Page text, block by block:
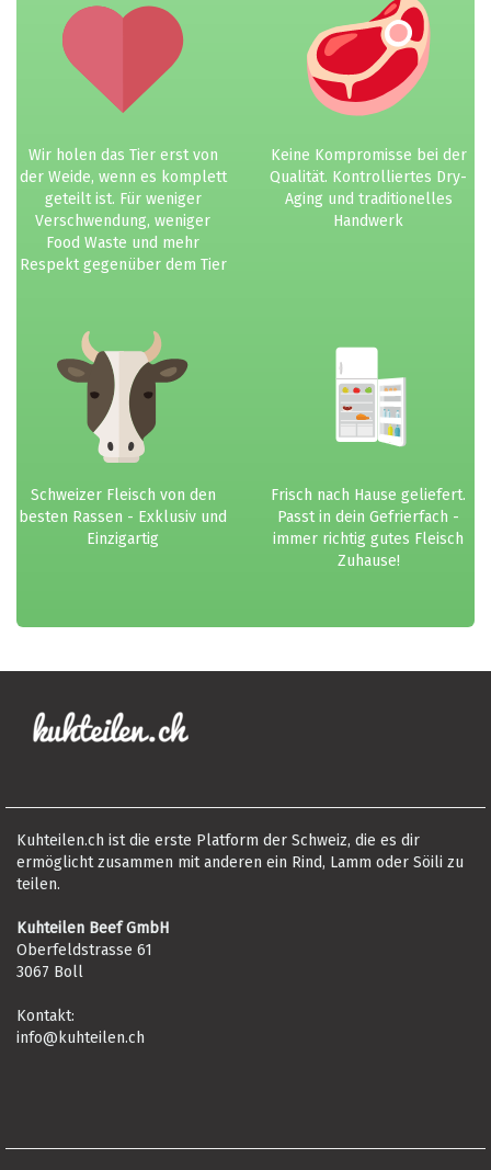
Wir holen das Tier erst von
der Weide, wenn es komplett
geteilt ist. Für weniger
Verschwendung, weniger
Food Waste und mehr
Respekt gegenüber dem Tier
Keine Kompromisse bei der
Qualität. Kontrolliertes Dry-
Aging und traditionelles
Handwerk
Schweizer Fleisch von den
besten Rassen - Exklusiv und
Einzigartig
Frisch nach Hause geliefert.
Passt in dein Gefrierfach -
immer richtig gutes Fleisch
Zuhause!
Kuhteilen.ch ist die erste Platform der Schweiz, die es dir
ermöglicht zusammen mit anderen ein Rind, Lamm oder Söili zu
teilen.
Kuhteilen Beef GmbH
Oberfeldstrasse 61
3067 Boll
Kontakt:
info@kuhteilen.ch